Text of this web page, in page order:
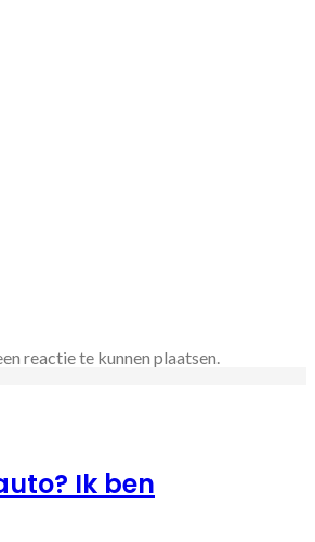
reactie te kunnen plaatsen.
Ik ben